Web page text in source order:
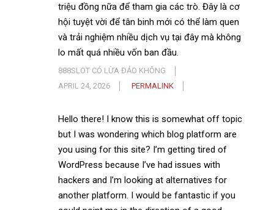
triệu đồng nữa để tham gia các trò. Đây là cơ
hội tuyệt vời để tân binh mới có thể làm quen
và trải nghiệm nhiều dịch vụ tại đây mà không
lo mất quá nhiều vốn ban đầu.
888SLOT CÓ LỪA ĐẢO KHÔNG
APRIL 24, 2026
PERMALINK
Hello there! I know this is somewhat off topic
but I was wondering which blog platform are
you using for this site? I’m getting tired of
WordPress because I’ve had issues with
hackers and I’m looking at alternatives for
another platform. I would be fantastic if you